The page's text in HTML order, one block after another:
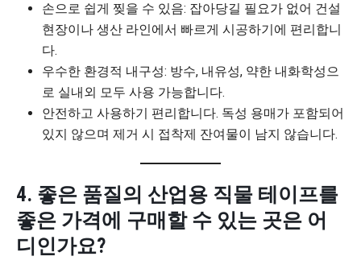
손으로 쉽게 찢을 수 있음: 잡아당길 필요가 없어 건설
현장이나 생산 라인에서 빠르게 시공하기에 편리합니
다.
우수한 환경적 내구성: 방수, 내유성, 약한 내화학성으
로 실내외 모두 사용 가능합니다.
안전하고 사용하기 편리합니다. 독성 용매가 포함되어
있지 않으며 제거 시 접착제 잔여물이 남지 않습니다.
4. 좋은 품질의 산업용 직물 테이프를
좋은 가격에 구매할 수 있는 곳은 어
디인가요?